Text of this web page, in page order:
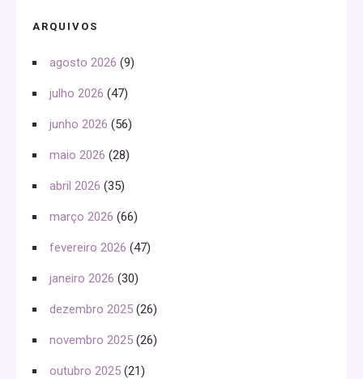
ARQUIVOS
agosto 2026 (9)
julho 2026 (47)
junho 2026 (56)
maio 2026 (28)
abril 2026 (35)
março 2026 (66)
fevereiro 2026 (47)
janeiro 2026 (30)
dezembro 2025 (26)
novembro 2025 (26)
outubro 2025 (21)